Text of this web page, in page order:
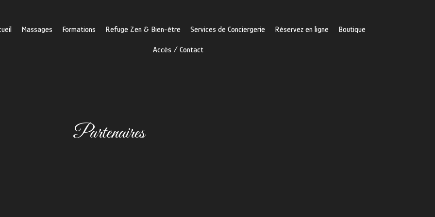
Massages Formations Refuge Zen & Bien-être Services de Conciergerie Réservez en ligne Boutique
Accès / Contact
Partenaires